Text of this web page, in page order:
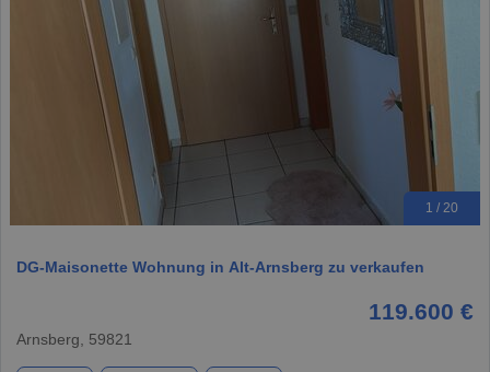
1 / 20
DG-Maisonette Wohnung in Alt-Arnsberg zu verkaufen
119.600 €
Arnsberg, 59821